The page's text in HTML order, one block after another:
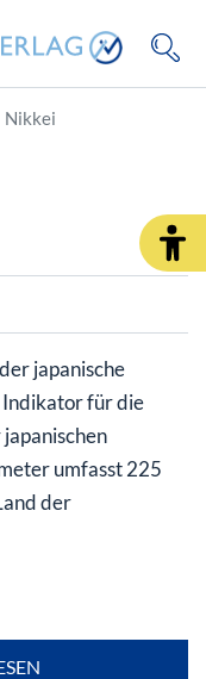
Nikkei
japanische
Indikator für die
umfasst 225
der